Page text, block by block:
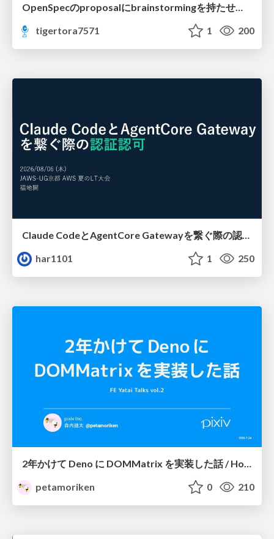
OpenSpecのproposalにbrainstormingを持たせてみた
tigertora7571
1 200
Claude CodeとAgentCore Gatewayを繋ぐ際の認証認可 / Authentication and authorization when connecting Claude Code with AgentCore Gateway
har1101
1 250
petamoriken
0 210